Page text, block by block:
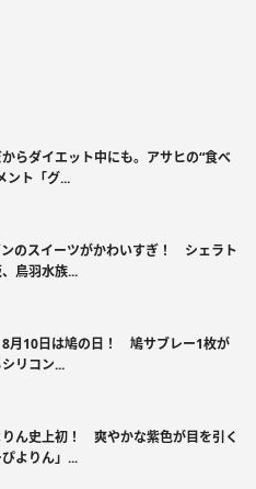
らダイエット中にも。アサヒの“食べ
ント「グ...
ンのスイーツがかわいすぎ！ シェラト
鳥羽水族...
8月10日は鳩の日！ 鳩サブレー1枚が
リコン...
りん史上初！ 爽やかな紫色が目を引く
ぴよりん」...